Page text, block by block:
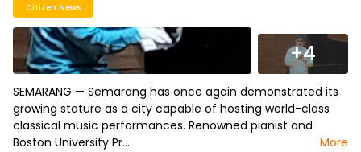
Citizen News
+4
SEMARANG — Semarang has once again demonstrated its
growing stature as a city capable of hosting world-class
classical music performances. Renowned pianist and
Boston University Pr…
More